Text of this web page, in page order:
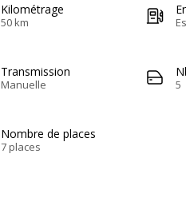
Kilométrage
50 km
Transmission
Manuelle 5
Nombre de places
7 places